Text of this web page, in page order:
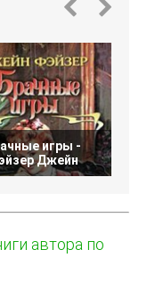
игры -
Джейн
автора по